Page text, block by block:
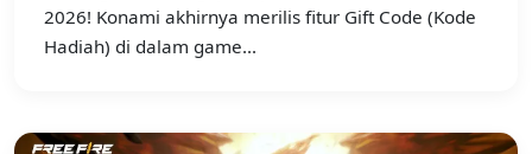
2026! Konami akhirnya merilis fitur Gift Code (Kode
Hadiah) di dalam game...